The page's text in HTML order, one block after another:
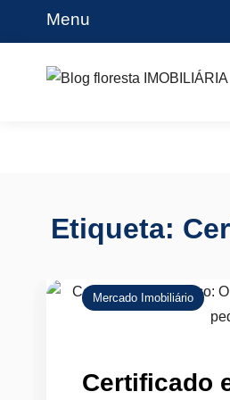
Menu
Blog floresta
Etiqueta:
Mercado Imobiliário
Certificado